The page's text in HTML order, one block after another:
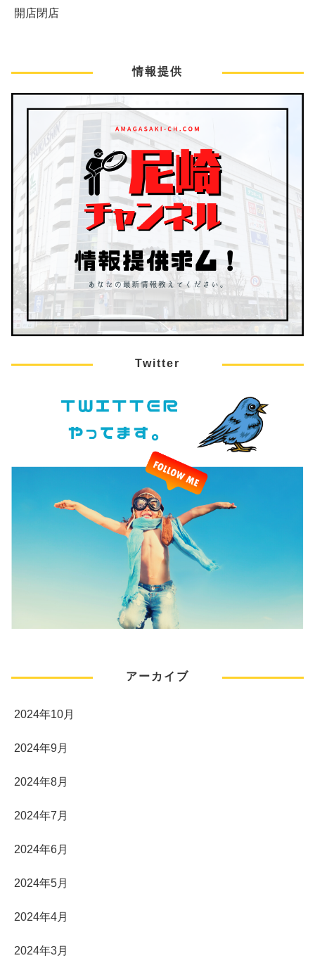
開店閉店
情報提供
Twitter
アーカイブ
2024年10月
2024年9月
2024年8月
2024年7月
2024年6月
2024年5月
2024年4月
2024年3月